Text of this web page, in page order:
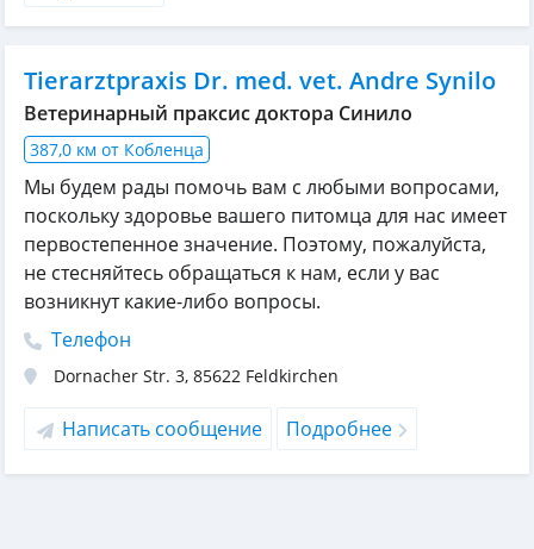
Tierarztpraxis Dr. med. vet. Andre Synilo
Ветеринарный праксис доктора Синило
387,0 км от Кобленца
Мы будем рады помочь вам с любыми вопросами,
поскольку здоровье вашего питомца для нас имеет
первостепенное значение. Поэтому, пожалуйста,
не стесняйтесь обращаться к нам, если у вас
возникнут какие-либо вопросы.
Телефон
Dornacher Str. 3, 85622 Feldkirchen
Написать сообщение Подробнее